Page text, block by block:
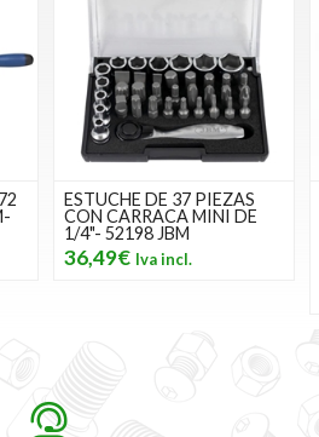
ESTUCHE DE 37 PIEZAS
CON CARRACA MINI DE
1/4"- 52198 JBM
36,49€